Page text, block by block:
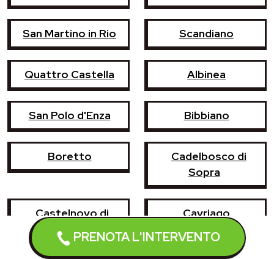
PRENOTA L'INTERVENTO
San Martino in Rio Scandiano
Quattro Castella Albinea
San Polo d'Enza Bibbiano
Boretto
Cadelbosco di
Sopra
Castelnovo di
Sotto
Cavriago